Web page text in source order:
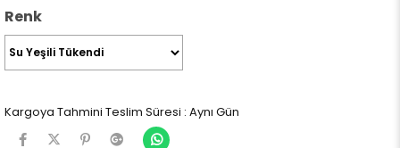
Renk
Kargoya Tahmini Teslim Süresi : Aynı Gün